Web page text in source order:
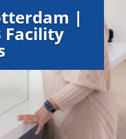
|
Facility